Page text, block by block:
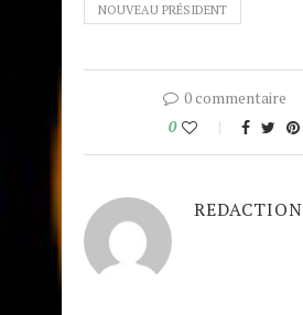
NOUVEAU PRÉSIDENT
0 commentaire
0
REDACTION